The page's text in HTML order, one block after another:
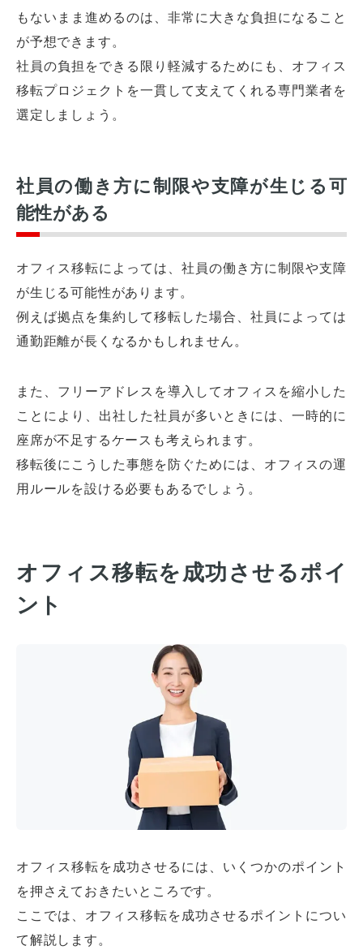
もないまま進めるのは、非常に大きな負担になること
が予想できます。
社員の負担をできる限り軽減するためにも、オフィス
移転プロジェクトを一貫して支えてくれる専門業者を
選定しましょう。
社員の働き方に制限や支障が生じる可
能性がある
オフィス移転によっては、社員の働き方に制限や支障
が生じる可能性があります。
例えば拠点を集約して移転した場合、社員によっては
通勤距離が長くなるかもしれません。
また、フリーアドレスを導入してオフィスを縮小した
ことにより、出社した社員が多いときには、一時的に
座席が不足するケースも考えられます。
移転後にこうした事態を防ぐためには、オフィスの運
用ルールを設ける必要もあるでしょう。
オフィス移転を成功させるポイ
ント
オフィス移転を成功させるには、いくつかのポイント
を押さえておきたいところです。
ここでは、オフィス移転を成功させるポイントについ
て解説します。